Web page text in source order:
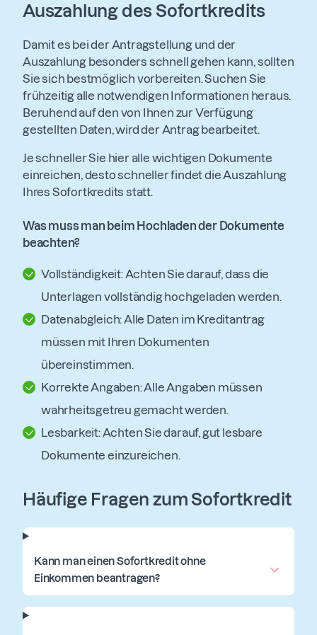
Auszahlung des Sofortkredits
Damit es bei der Antragstellung und der
Auszahlung besonders schnell gehen kann, sollten
Sie sich bestmöglich vorbereiten. Suchen Sie
frühzeitig alle notwendigen Informationen heraus.
Beruhend auf den von Ihnen zur Verfügung
gestellten Daten, wird der Antrag bearbeitet.
Je schneller Sie hier alle wichtigen Dokumente
einreichen, desto schneller findet die Auszahlung
Ihres Sofortkredits statt.
Was muss man beim Hochladen der Dokumente
beachten?
Vollständigkeit: Achten Sie darauf, dass die
Unterlagen vollständig hochgeladen werden.
Datenabgleich: Alle Daten im Kreditantrag
müssen mit Ihren Dokumenten
übereinstimmen.
Korrekte Angaben: Alle Angaben müssen
wahrheitsgetreu gemacht werden.
Lesbarkeit: Achten Sie darauf, gut lesbare
Dokumente einzureichen.
Häufige Fragen zum Sofortkredit
Kann man einen Sofortkredit ohne
Einkommen beantragen?